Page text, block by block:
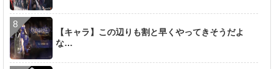
【キャラ】この辺りも割と早くやってきそうだよ
な…